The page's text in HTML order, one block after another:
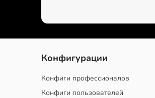
Конфигурации
Конфиги профессионалов
Конфиги пользователей